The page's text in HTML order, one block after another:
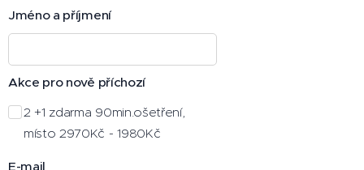
Jméno a příjmení
Akce pro nově příchozí
2 +1 zdarma 90min.ošetření,
místo 2970Kč - 1980Kč
E-mail